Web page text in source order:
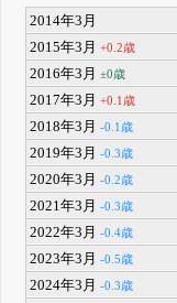
2014年3月
2015年3月+0.2歳
2016年3月±0歳
2017年3月+0.1歳
2018年3月-0.1歳
2019年3月-0.3歳
2020年3月-0.2歳
2021年3月-0.3歳
2022年3月-0.4歳
2023年3月-0.5歳
2024年3月-0.3歳